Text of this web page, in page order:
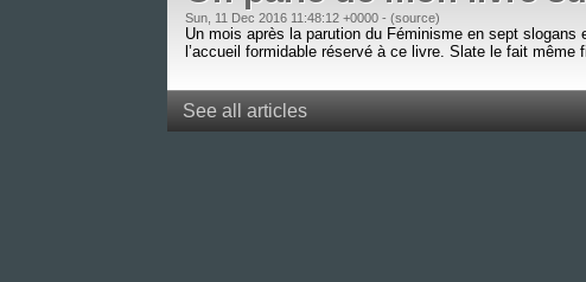
Sun, 11 Dec 2016 11:48:12 +0000 - (source)
Un mois après la parution du Féminisme en sept
l’accueil formidable réservé à ce livre. Slate le fait
See all articles